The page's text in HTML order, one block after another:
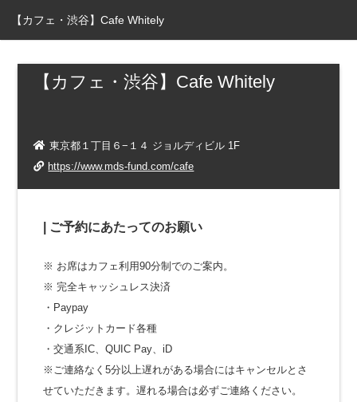
【カフェ・渋谷】Cafe Whitely
【カフェ・渋谷】Cafe Whitely
東京都１丁目６−１４ ジョルディビル 1F​
https://www.mds-fund.com/cafe
| ご予約にあたってのお願い
※ お席はカフェ利用90分制でのご案内。
※ 完全キャッシュレス決済
・Paypay
・クレジットカード各種
・交通系IC、QUIC Pay、iD
※ご連絡なく5分以上遅れがある場合にはキャンセルとさ
せていただきます。遅れる場合は必ずご連絡ください。